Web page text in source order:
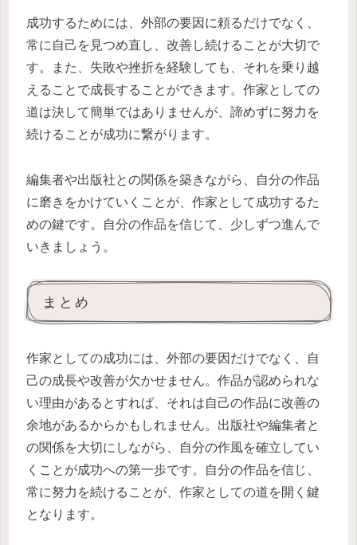
成功するためには、外部の要因に頼るだけでなく、
常に自己を見つめ直し、改善し続けることが大切で
す。また、失敗や挫折を経験しても、それを乗り越
えることで成長することができます。作家としての
道は決して簡単ではありませんが、諦めずに努力を
続けることが成功に繋がります。
編集者や出版社との関係を築きながら、自分の作品
に磨きをかけていくことが、作家として成功するた
めの鍵です。自分の作品を信じて、少しずつ進んで
いきましょう。
まとめ
作家としての成功には、外部の要因だけでなく、自
己の成長や改善が欠かせません。作品が認められな
い理由があるとすれば、それは自己の作品に改善の
余地があるからかもしれません。出版社や編集者と
の関係を大切にしながら、自分の作風を確立してい
くことが成功への第一歩です。自分の作品を信じ、
常に努力を続けることが、作家としての道を開く鍵
となります。